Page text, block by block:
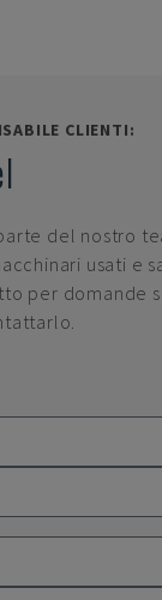
CLIENTI:
del nostro
usati e
per domande